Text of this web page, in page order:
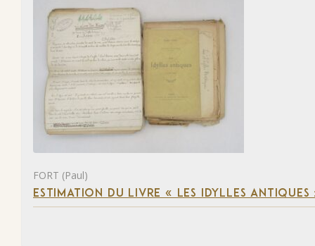
FORT (Paul)
ESTIMATION DU LIVRE « LES IDYLLES